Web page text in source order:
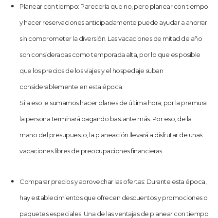
Planear con tiempo: Parecería que no, pero planear con tiempo
y hacer reservaciones anticipadamente puede ayudar a ahorrar
sin comprometer la diversión. Las vacaciones de mitad de año
son consideradas como temporada alta, por lo que es posible
que los precios de los viajes y el hospedaje suban
considerablemente en esta época.
Si a eso le sumamos hacer planes de última hora, por la premura
la persona terminará pagando bastante más. Por eso, de la
mano del presupuesto, la planeación llevará a disfrutar de unas
vacaciones libres de preocupaciones financieras.
Comparar precios y aprovechar las ofertas: Durante esta época,
hay establecimientos que ofrecen descuentos y promociones o
paquetes especiales. Una de las ventajas de planear con tiempo